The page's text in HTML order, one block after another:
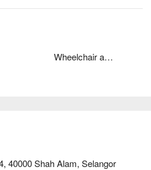
晚，这里的独特魅力都将让您难以
Wheelchair accessible
40000 Shah Alam, Selangor